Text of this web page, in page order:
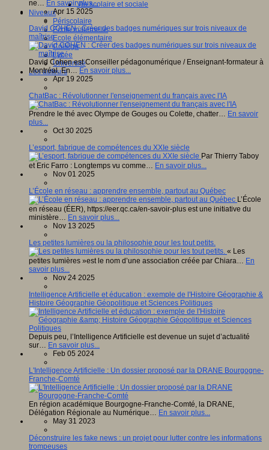
Vie scolaire et sociale
Niveaux
Périscolaire
Ecole maternelle
Ecole élémentaire
Collège
Lycée
Université
Les auteurs
ne… En savoir plus...
Apr 15 2025
David COHEN : Créer des badges numériques sur trois niveaux de
maîtrise
David Cohen est Conseiller pédagonumérique / Enseignant-formateur à
Montréal. En… En savoir plus...
Apr 19 2025
ChatBac : Révolutionner l'enseignement du français avec l'IA
Prendre le thé avec Olympe de Gouges ou Colette, chatter… En savoir
plus...
Oct 30 2025
L’esport, fabrique de compétences du XXIe siècle
Par Thierry Taboy
et Eric Farro : Longtemps vu comme… En savoir plus...
Nov 01 2025
L’École en réseau : apprendre ensemble, partout au Québec
L’École
en réseau (ÉER), https://eer.qc.ca/en-savoir-plus est une initiative du
ministère… En savoir plus...
Nov 13 2025
Les petites lumières ou la philosophie pour les tout petits.
« Les
petites lumières »est le nom d’une association créée par Chiara… En
savoir plus...
Nov 24 2025
Intelligence Artificielle et éducation : exemple de l'Histoire Géographie &
Histoire Géographie Géopolitique et Sciences Politiques
Depuis peu, l’Intelligence Artificielle est devenue un sujet d’actualité
sur… En savoir plus...
Feb 05 2024
L'Intelligence Artificielle : Un dossier proposé par la DRANE Bourgogne-
Franche-Comté
En région académique Bourgogne-Franche-Comté, la DRANE,
Délégation Régionale au Numérique… En savoir plus...
May 31 2023
Déconstruire les fake news : un projet pour lutter contre les informations
trompeuses